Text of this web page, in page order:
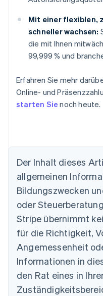
Mit einer flexiblen,
schneller wachsen:
die mit Ihnen
99,999 % und
Erfahren Sie mehr
Online- und
starten Sie noch heute.
Der Inhalt dieses
allgemeinen
Bildungszwecken
oder
Stripe übernimmt
für die Richtigkeit,
Angemessenheit
Informationen in
den Rat eines in
Australien
English
Belgien
Nederlands Français
Brasilien
PortuguêsEnglish
English
Dänemark
English
Deutschland
Deutsch English